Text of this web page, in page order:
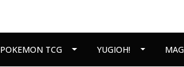
POKEMON TCG YUGIOH!